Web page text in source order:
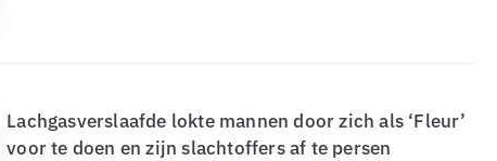
Lachgasverslaafde lokte mannen door zich als ‘Fleur’
voor te doen en zijn slachtoffers af te persen